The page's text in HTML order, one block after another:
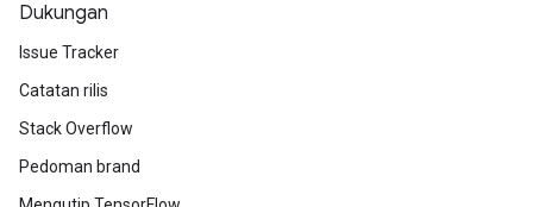
Dukungan
Issue Tracker
Catatan rilis
Stack Overflow
Pedoman brand